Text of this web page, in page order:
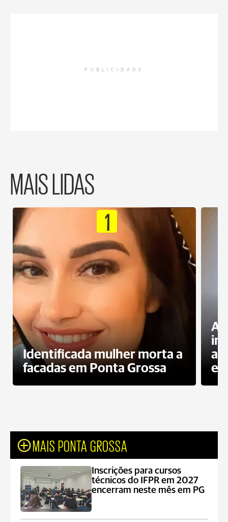
PUBLICIDADE
MAIS LIDAS
1
Identificada mulher morta a
facadas em Ponta Grossa
MAIS PONTA GROSSA
Inscrições para cursos
técnicos do IFPR em 2027
encerram neste mês em PG